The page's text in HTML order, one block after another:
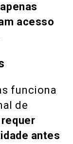
apenas
acesso
funciona
de
requer
antes